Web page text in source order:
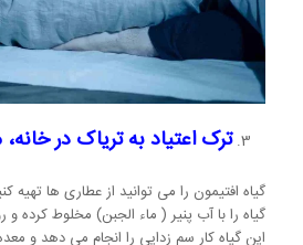
ترک اعتیاد به تریاک در
گیاه افتیمون را می توانید از عطاری ها تهیه
گیاه را با آب پنیر ( ماء الجبن) مخلوط کرده و
این گیاه کار سم زدایی را انجام می دهد و